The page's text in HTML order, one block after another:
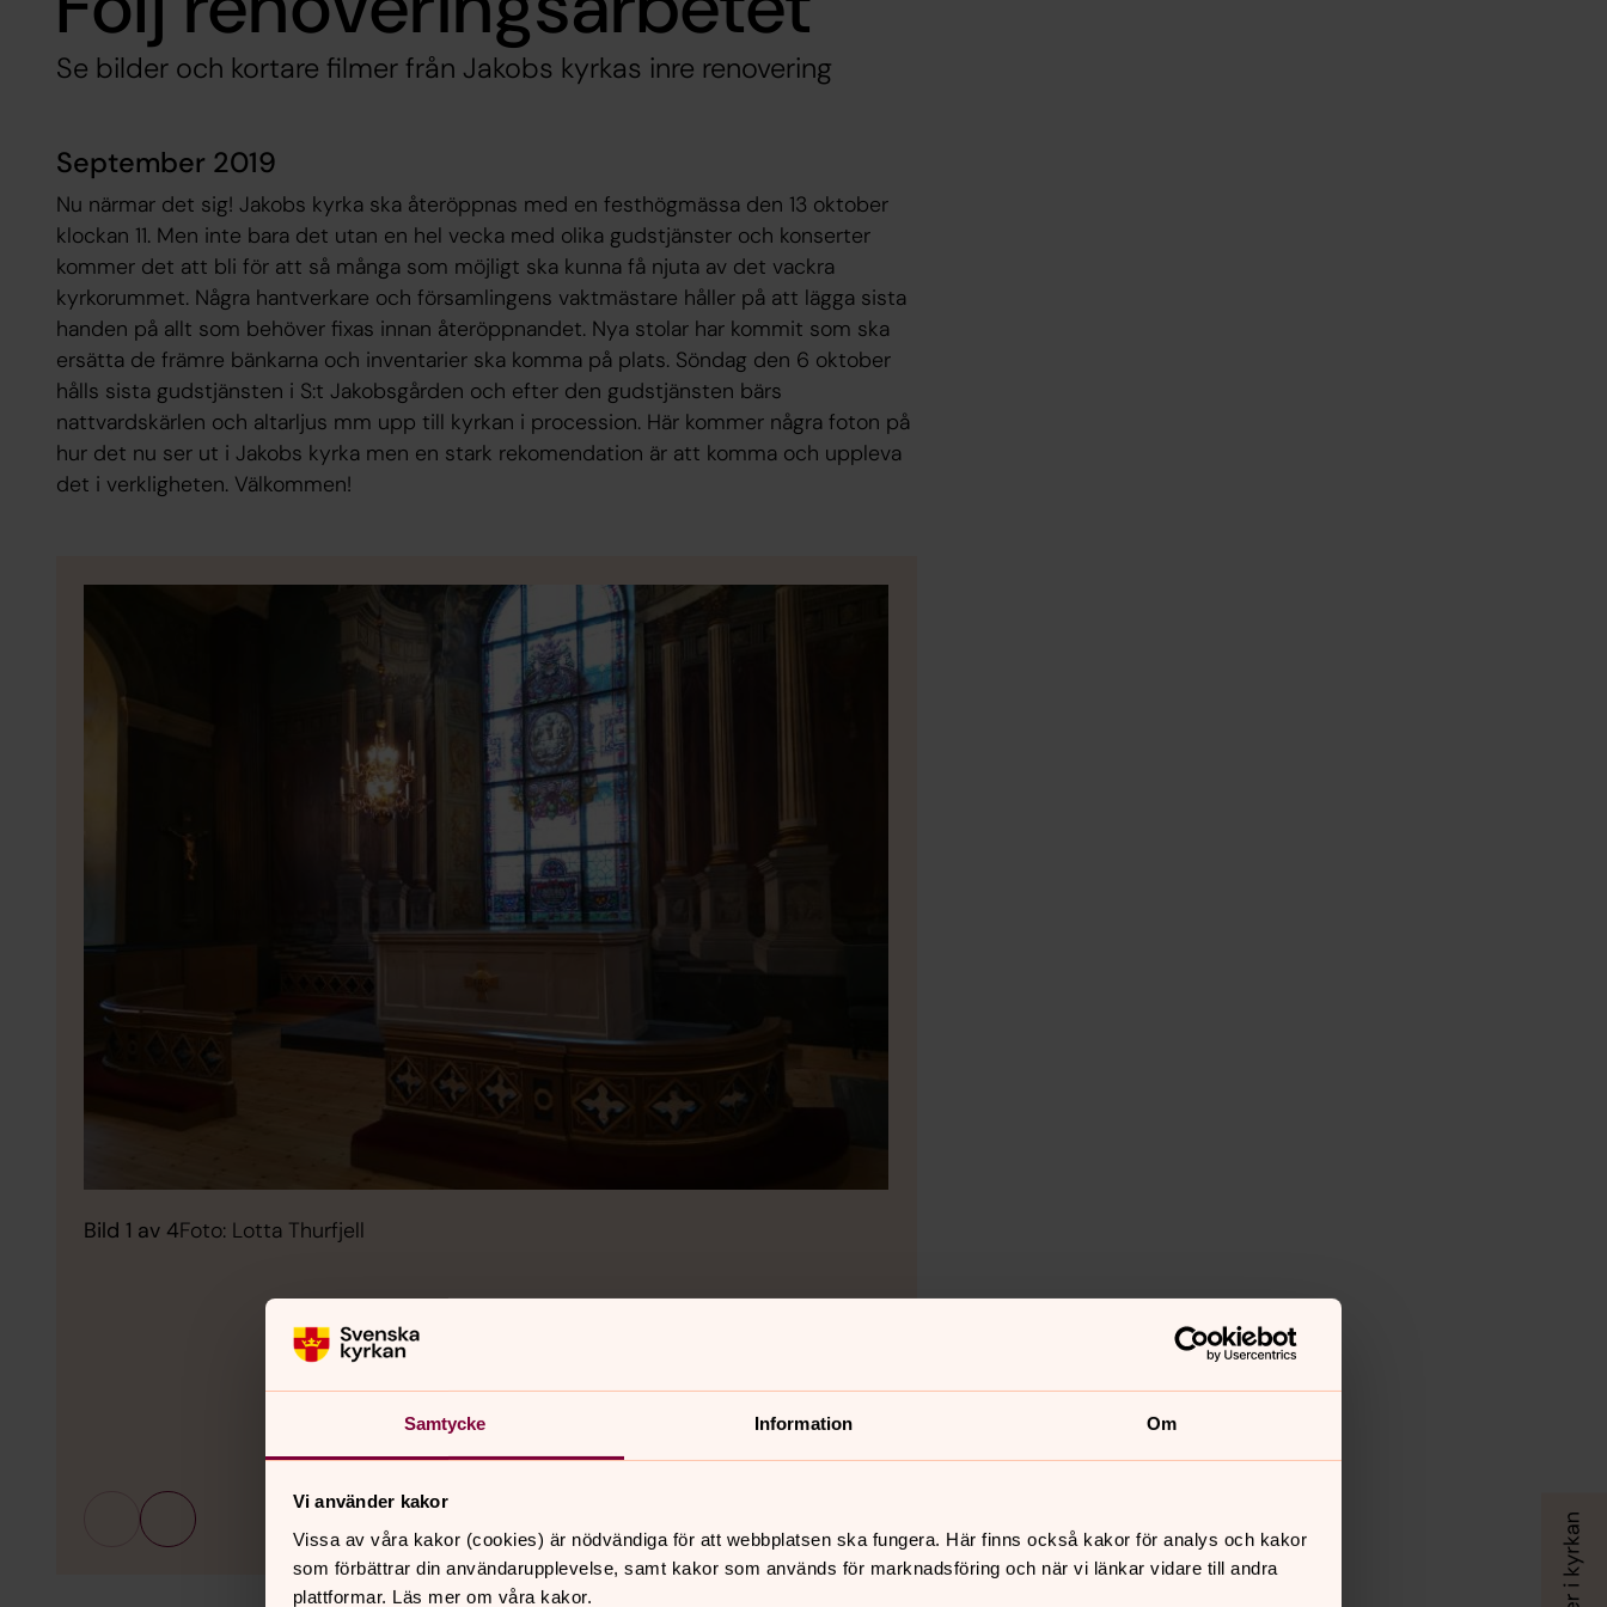
Samtycke Information Om
Vi använder kakor
Vissa av våra kakor (cookies) är nödvändiga för att webbplatsen ska fungera. Här finns också kakor för analys och kakor
som förbättrar din användarupplevelse, samt kakor som används för marknadsföring och när vi länkar vidare till andra
plattformar. Läs mer om våra kakor.
Se bilder och kortare filmer från Jakobs kyrkas inre renovering
September 2019
Nu närmar det sig! Jakobs kyrka ska återöppnas med en festhögmässa den 13 oktober
klockan 11. Men inte bara det utan en hel vecka med olika gudstjänster och konserter
kommer det att bli för att så många som möjligt ska kunna få njuta av det vackra
kyrkorummet. Några hantverkare och församlingens vaktmästare håller på att lägga sista
handen på allt som behöver fixas innan återöppnandet. Nya stolar har kommit som ska
ersätta de främre bänkarna och inventarier ska komma på plats. Söndag den 6 oktober
hålls sista gudstjänsten i S:t Jakobsgården och efter den gudstjänsten bärs
nattvardskärlen och altarljus mm upp till kyrkan i procession. Här kommer några foton på
hur det nu ser ut i Jakobs kyrka men en stark rekomendation är att komma och uppleva
det i verkligheten. Välkommen!
Bild 1 av 4Foto: Lotta Thurfjell
Foto: Lotta Thurfjell